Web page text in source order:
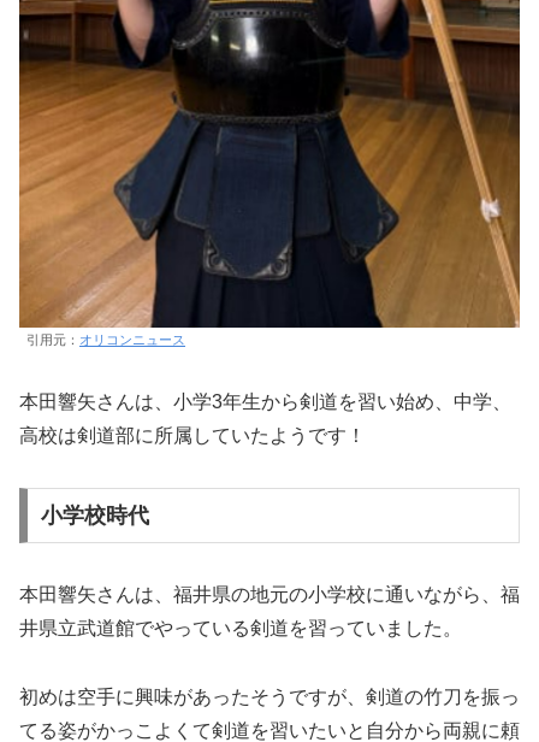
引用元： オリコンニュース
本田響矢さんは、小学3年生から剣道を習い始め、中学、
高校は剣道部に所属していたようです！
小学校時代
本田響矢さんは、福井県の地元の小学校に通いながら、福
井県立武道館でやっている剣道を習っていました。
初めは空手に興味があったそうですが、剣道の竹刀を振っ
てる姿がかっこよくて剣道を習いたいと自分から両親に頼